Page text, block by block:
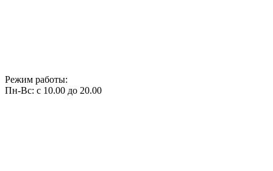
Режим работы:
Пн-Вс: с 10.00 до 20.00